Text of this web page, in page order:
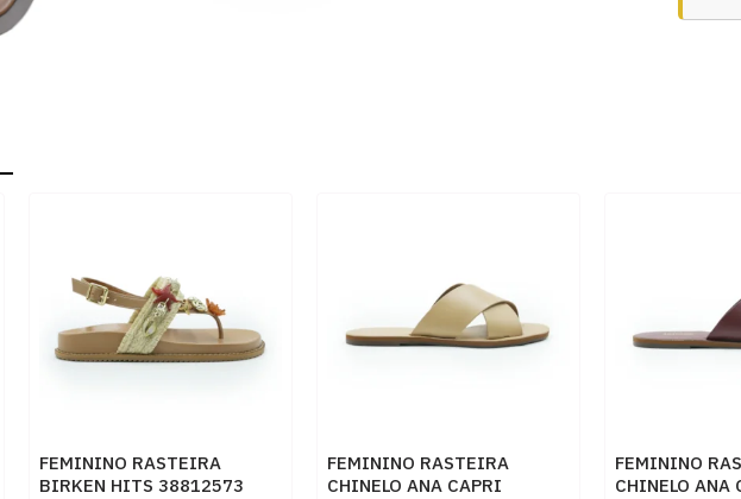
FEMININO RASTEIRA
BIRKEN HITS 38812573
FEMININO RASTEIRA
CHINELO ANA CAPRI
FEMININO
CHINELO ANA